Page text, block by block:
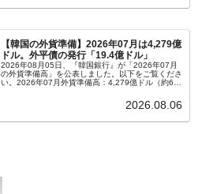
【韓国の外貨準備】2026年07月は4,279億
ドル。外平債の発行「19.4億ドル」
2026年08月05日、『韓国銀行』が「2026年07月
の外貨準備高」を公表しました。以下をご覧くださ
い。2026年07月外貨準備高：4,279億ドル（約67
2026.08.06